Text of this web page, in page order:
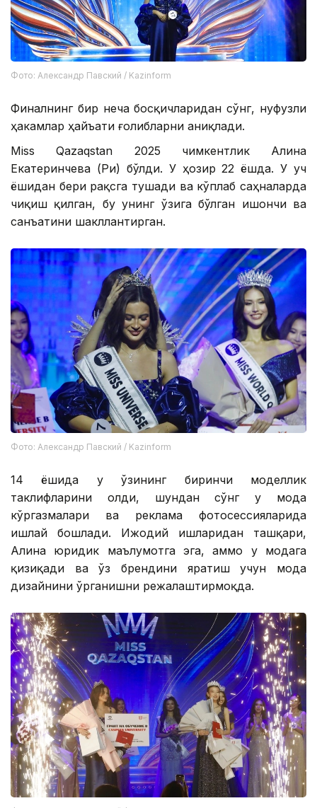
Фото: Александр Павский / Kazinform
Финалнинг бир неча босқичларидан сўнг, нуфузли
ҳакамлар ҳайъати ғолибларни аниқлади.
Miss Qazaqstan 2025 чимкентлик Алина
Екатеринчева (Ри) бўлди. У ҳозир 22 ёшда. У уч
ёшидан бери рақсга тушади ва кўплаб саҳналарда
чиқиш қилган, бу унинг ўзига бўлган ишончи ва
санъатини шакллантирган.
Фото: Александр Павский / Kazinform
14 ёшида у ўзининг биринчи моделлик
таклифларини олди, шундан сўнг у мода
кўргазмалари ва реклама фотосессияларида
ишлай бошлади. Ижодий ишларидан ташқари,
Алина юридик маълумотга эга, аммо у модага
қизиқади ва ўз брендини яратиш учун мода
дизайнини ўрганишни режалаштирмоқда.